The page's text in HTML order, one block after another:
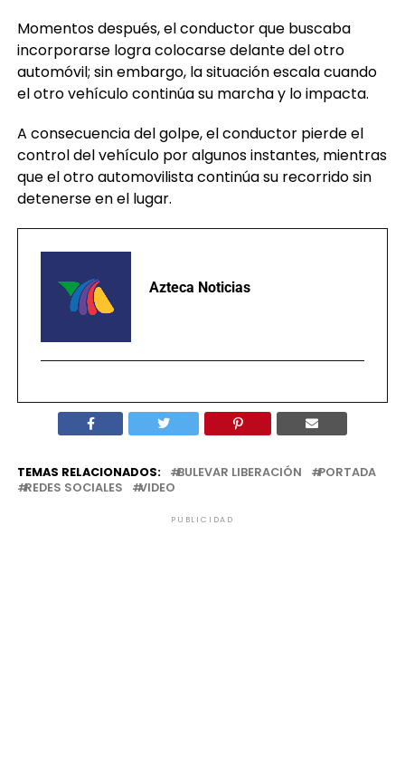
Momentos después, el conductor que buscaba
incorporarse logra colocarse delante del otro
automóvil; sin embargo, la situación escala cuando
el otro vehículo continúa su marcha y lo impacta.
A consecuencia del golpe, el conductor pierde el
control del vehículo por algunos instantes, mientras
que el otro automovilista continúa su recorrido sin
detenerse en el lugar.
Azteca Noticias
TEMAS RELACIONADOS: BULEVAR LIBERACIÓN
PORTADA
REDES SOCIALES
VIDEO
PUBLICIDAD